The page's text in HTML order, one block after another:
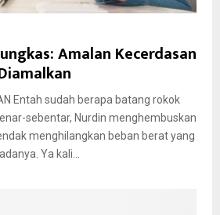
Amalan Kecerdasan
Entah sudah berapa batang rokok
sebentar, Nurdin menghembuskan
menghilangkan beban berat yang
Ya kali...